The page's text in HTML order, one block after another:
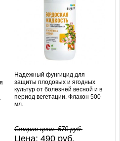
Надежный фунгицид для
защиты плодовых и ягодных
культур от болезней весной и в
период вегетации. Флакон 500
мл.
Старая цена:570руб.
Цена: 490 руб.